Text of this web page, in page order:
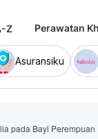
Z Perawatan
Asuransiku
pada Bayi Perempuan